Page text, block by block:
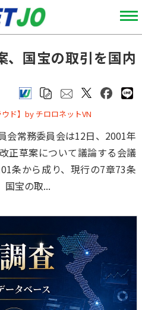
、国宝の取引を国内
ド】by チロロネットVN
会常務委員会は12日、2001年
正草案について議論する会議
条から成り、現行の7章73条
国宝の取...